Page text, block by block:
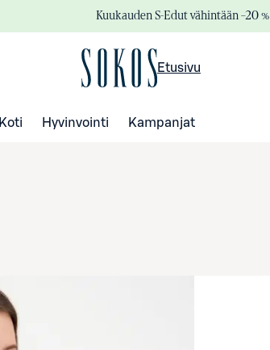
Kuukauden S-Edut vähintään –20 %
Etusivu
Koti Hyvinvointi Kampanjat